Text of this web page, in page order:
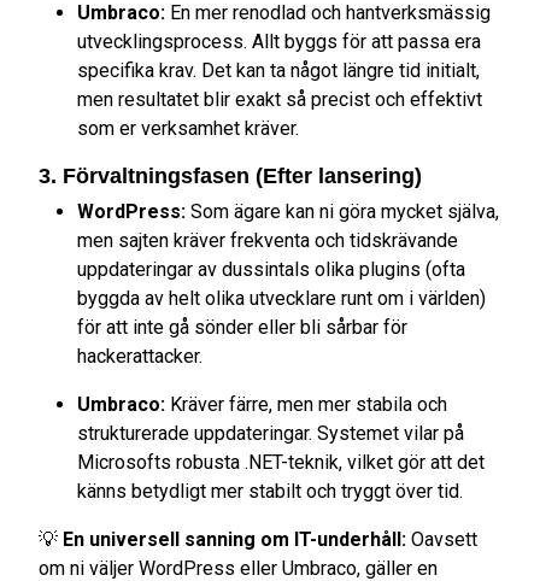
Umbraco: En mer renodlad och hantverksmässig
utvecklingsprocess. Allt byggs för att passa era
specifika krav. Det kan ta något längre tid initialt,
men resultatet blir exakt så precist och effektivt
som er verksamhet kräver.
3. Förvaltningsfasen (Efter lansering)
WordPress: Som ägare kan ni göra mycket själva,
men sajten kräver frekventa och tidskrävande
uppdateringar av dussintals olika plugins (ofta
byggda av helt olika utvecklare runt om i världen)
för att inte gå sönder eller bli sårbar för
hackerattacker.
Umbraco: Kräver färre, men mer stabila och
strukturerade uppdateringar. Systemet vilar på
Microsofts robusta .NET-teknik, vilket gör att det
känns betydligt mer stabilt och tryggt över tid.
💡 En universell sanning om IT-underhåll: Oavsett
om ni väljer WordPress eller Umbraco, gäller en